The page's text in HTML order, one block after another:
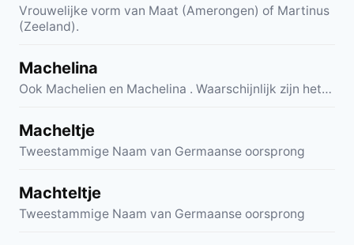
Vrouwelijke vorm van Maat (Amerongen) of Martinus
(Zeeland).
Machelina
Ook Machelien en Machelina . Waarschijnlijk zijn het…
Macheltje
Tweestammige Naam van Germaanse oorsprong
Machteltje
Tweestammige Naam van Germaanse oorsprong